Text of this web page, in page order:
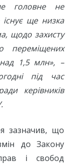
головне не
ще низка
щодо захисту
переміщених
1,5 млн», –
під час
керівників
зазначив, що
до Закону
і свобод